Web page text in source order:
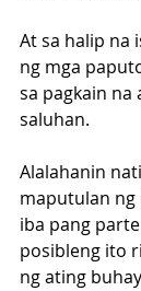
At sa halip na
ng mga
sa pagkain na
saluhan.
Alalahanin
maputulan ng
iba pang
posibleng ito
ng ating